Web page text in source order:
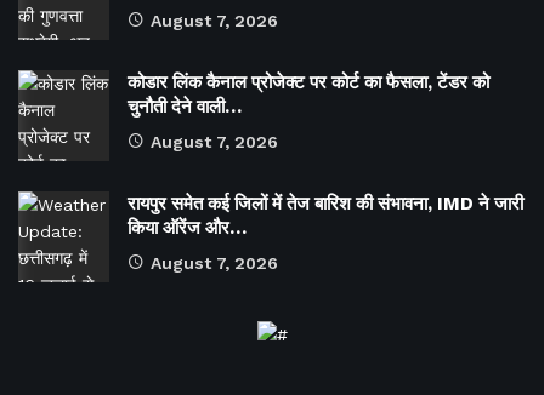
August 7, 2026
कोडार लिंक कैनाल प्रोजेक्ट पर कोर्ट का फैसला, टेंडर को
चुनौती देने वाली…
August 7, 2026
रायपुर समेत कई जिलों में तेज बारिश की संभावना, IMD ने जारी
किया ऑरेंज और…
August 7, 2026